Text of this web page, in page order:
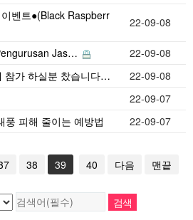
벤트●(Black Raspberr
22-09-08
Jas…
22-09-08
참가 하실분 찼습니다…
22-09-08
22-09-07
풍 피해 줄이는 예방법
22-09-07
38 39 40 다음 맨끝